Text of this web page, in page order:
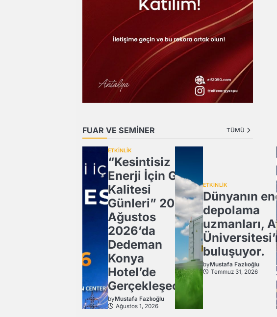
FUAR VE SEMİNER TÜMÜ
ETKİNLİK
“Kesintisiz
Enerji İçin Güç
Kalitesi
Günleri” 20
Ağustos
2026’da
Dedeman
Konya
Hotel’de
Gerçekleşecek
byMustafa Fazlıoğlu
Ağustos 1, 2026
ETKİNLİK
Dünyanın
depolama
uzmanları,
buluşuyor.
byMustafa Fazlıoğlu
Temmuz 31, 2026